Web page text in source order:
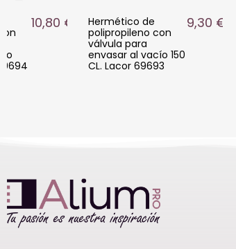
10,80 €
Hermético de
polipropileno con
válvula para
envasar al vacío 150
CL. Lacor 69693
9,30 €